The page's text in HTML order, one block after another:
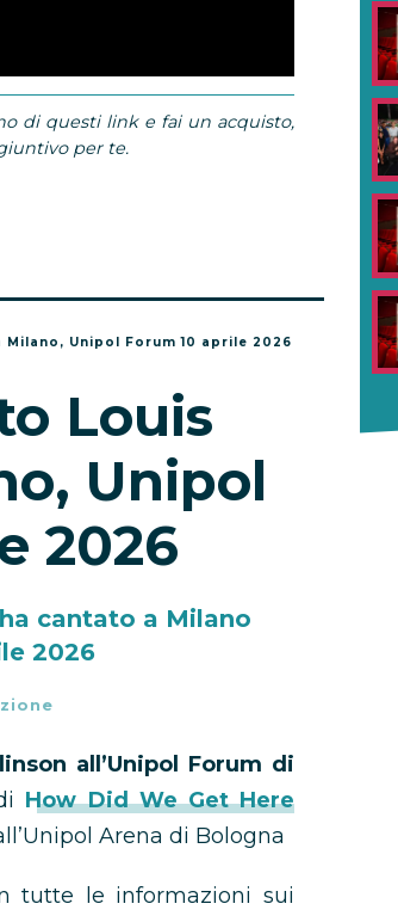
di questi link e fai un acquisto,
per te.
Unipol Forum 10 aprile 2026
Louis
Unipol
2026
cantato a Milano
2026
all’Unipol Forum di
How Did We Get Here
Arena di Bologna
tutte le informazioni sui